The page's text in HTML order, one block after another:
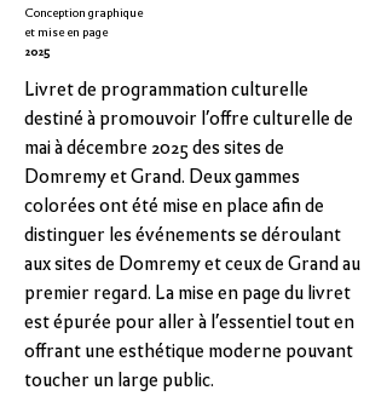
Conception graphique
et mise en page
2025
Livret de programmation culturelle
destiné à promouvoir l’offre culturelle de
mai à décembre 2025 des sites de
Domremy et Grand. Deux gammes
colorées ont été mise en place afin de
distinguer les événements se déroulant
aux sites de Domremy et ceux de Grand au
premier regard. La mise en page du livret
est épurée pour aller à l’essentiel tout en
offrant une esthétique moderne pouvant
toucher un large public.